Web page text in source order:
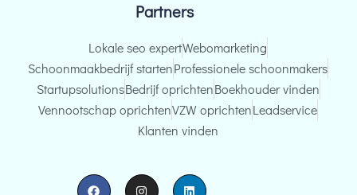
e
Partners
Lokale seo expertWebomarketing
Schoonmaakbedrijf startenProfessionele schoonmakers
StartupsolutionsBedrijf oprichtenBoekhouder vinden
Vennootschap oprichtenVZW oprichtenLeadservice
Klanten vinden